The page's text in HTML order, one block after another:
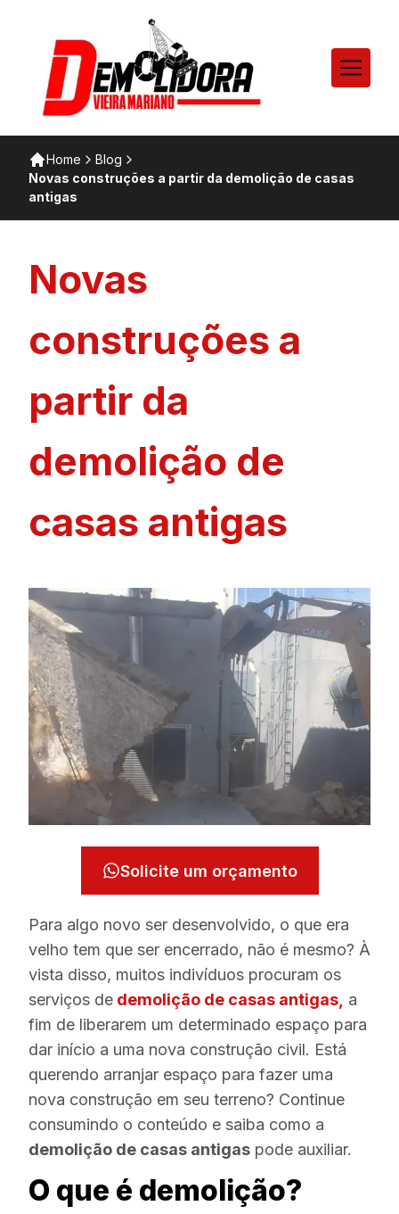
Home
Blog
Novas construções a partir da demolição de casas
antigas
Novas
construções a
partir da
demolição de
casas antigas
Solicite um orçamento
Para algo novo ser desenvolvido, o que era
velho tem que ser encerrado, não é mesmo? À
vista disso, muitos indivíduos procuram os
serviços de demolição de casas antigas, a
fim de liberarem um determinado espaço para
dar início a uma nova construção civil. Está
querendo arranjar espaço para fazer uma
nova construção em seu terreno? Continue
consumindo o conteúdo e saiba como a
demolição de casas antigas pode auxiliar.
O que é demolição?